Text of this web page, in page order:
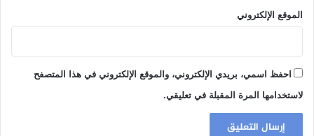
الموقع الإلكتروني
احفظ اسمي، بريدي الإلكتروني، والموقع الإلكتروني في هذا المتصفح
لاستخدامها المرة المقبلة في تعليقي.